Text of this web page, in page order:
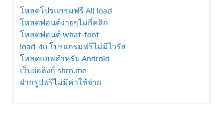
โหลดโปรแกรมฟรี All load
โหลดฟอนต์ง่ายๆไม่กี่คลิก
โหลดฟอนต์ what-font
load-4u โปรแกรมฟรีไม่มีไวรัส
โหลดแอพสำหรับ Android
เว็บย่อลิงก์ shrn.me
ฝากรูปฟรีไม่มีค่าใช้จ่าย